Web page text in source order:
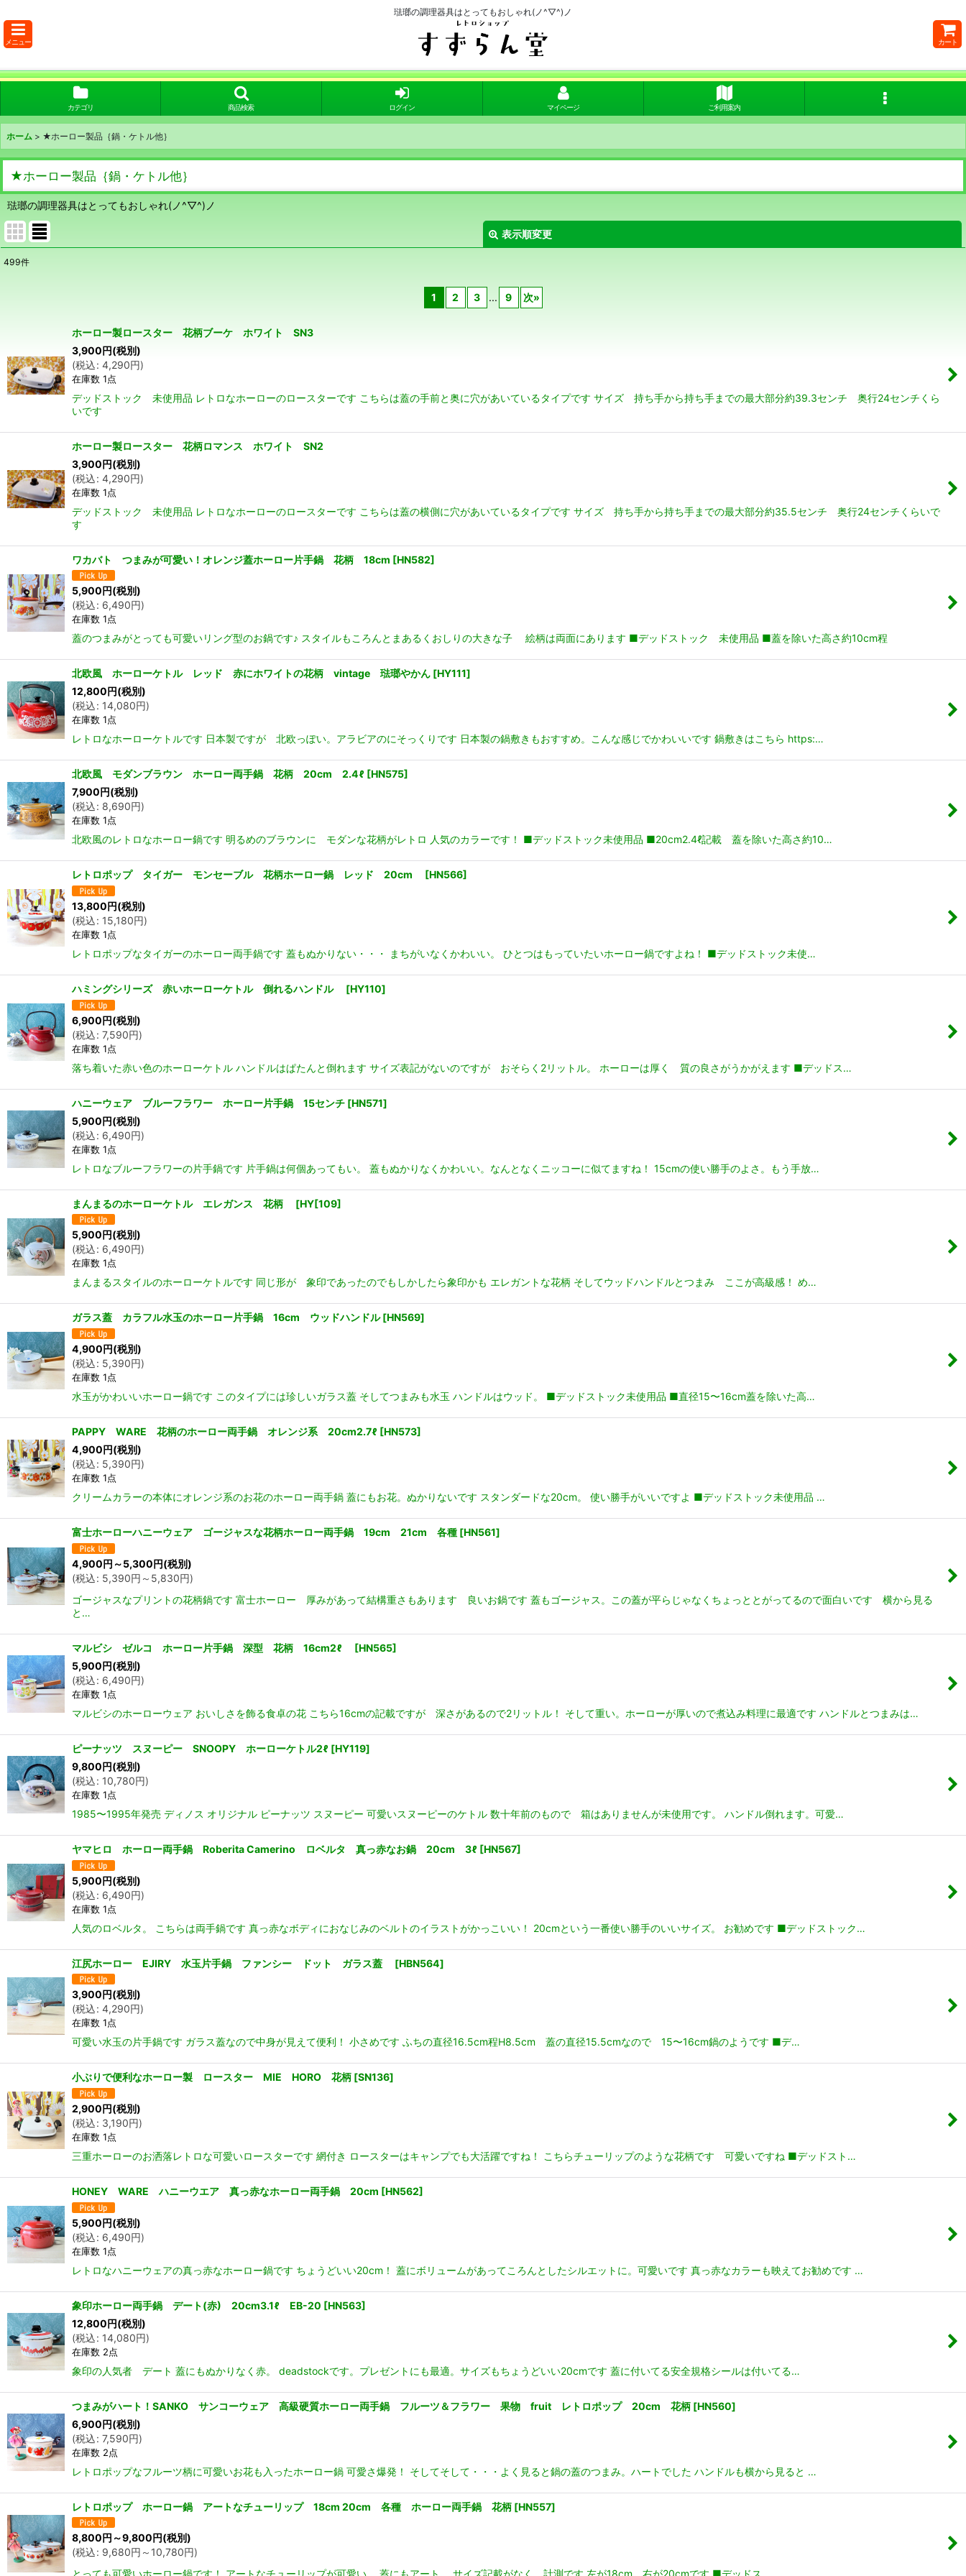
琺瑯の調理器具はとってもおしゃれ(ノ^▽^)ノ
メニュー カート
カテゴリ 商品検索 ログイン マイページ ご利用案内
ホーム > ★ホーロー製品｛鍋・ケトル他｝
★ホーロー製品｛鍋・ケトル他｝
琺瑯の調理器具はとってもおしゃれ(ノ^▽^)ノ
表示順変更
並び順:
499件
1 2 3 ... 9 次»
ホーロー製ロースター 花柄ブーケ ホワイト SN3
3,900円(税別)
(税込: 4,290円)
在庫数 1点
デッドストック 未使用品 レトロなホーローのロースターです こちらは蓋の手前と奥に穴があいているタイプです サイズ 持ち手から持ち手までの最大部分約39.3センチ 奥行24センチくら
いです
ホーロー製ロースター 花柄ロマンス ホワイト SN2
3,900円(税別)
(税込: 4,290円)
在庫数 1点
デッドストック 未使用品 レトロなホーローのロースターです こちらは蓋の横側に穴があいているタイプです サイズ 持ち手から持ち手までの最大部分約35.5センチ 奥行24センチくらいで
す
ワカバト つまみが可愛い！オレンジ蓋ホーロー片手鍋 花柄 18cm [HN582]
5,900 円(税別)
(税込: 6,490円)
在庫数 1点
蓋のつまみがとっても可愛いリング型のお鍋です♪ スタイルもころんとまあるくおしりの大きな子 絵柄は両面にあります ■デッドストック 未使用品 ■蓋を除いた高さ約10cm程
北欧風 ホーローケトル レッド 赤にホワイトの花柄 vintage 琺瑯やかん [HY111]
12,800 円(税別)
(税込: 14,080円)
在庫数 1点
レトロなホーローケトルです 日本製ですが 北欧っぽい。アラビアのにそっくりです 日本製の鍋敷きもおすすめ。こんな感じでかわいいです 鍋敷きはこちら https:…
北欧風 モダンブラウン ホーロー両手鍋 花柄 20cm 2.4ℓ [HN575]
7,900 円(税別)
(税込: 8,690円)
在庫数 1点
北欧風のレトロなホーロー鍋です 明るめのブラウンに モダンな花柄がレトロ 人気のカラーです！ ■デッドストック未使用品 ■20cm2.4ℓ記載 蓋を除いた高さ約10…
レトロポップ タイガー モンセーブル 花柄ホーロー鍋 レッド 20cm [HN566]
13,800円(税別)
(税込: 15,180円)
在庫数 1点
レトロポップなタイガーのホーロー両手鍋です 蓋もぬかりない・・・ まちがいなくかわいい。 ひとつはもっていたいホーロー鍋ですよね！ ■デッドストック未使…
ハミングシリーズ 赤いホーローケトル 倒れるハンドル [HY110]
6,900円(税別)
(税込: 7,590円)
在庫数 1点
落ち着いた赤い色のホーローケトル ハンドルはぱたんと倒れます サイズ表記がないのですが おそらく2リットル。 ホーローは厚く 質の良さがうかがえます ■デッドス…
ハニーウェア ブルーフラワー ホーロー片手鍋 15センチ [HN571]
5,900円(税別)
(税込: 6,490円)
在庫数 1点
レトロなブルーフラワーの片手鍋です 片手鍋は何個あってもい。 蓋もぬかりなくかわいい。なんとなくニッコーに似てますね！ 15cmの使い勝手のよさ。もう手放…
まんまるのホーローケトル エレガンス 花柄 [HY[109]
5,900 円(税別)
(税込: 6,490円)
在庫数 1点
まんまるスタイルのホーローケトルです 同じ形が 象印であったのでもしかしたら象印かも エレガントな花柄 そしてウッドハンドルとつまみ ここが高級感！ め…
ガラス蓋 カラフル水玉のホーロー片手鍋 16cm ウッドハンドル [HN569]
4,900円(税別)
(税込: 5,390円)
在庫数 1点
水玉がかわいいホーロー鍋です このタイプには珍しいガラス蓋 そしてつまみも水玉 ハンドルはウッド。 ■デッドストック未使用品 ■直径15〜16cm蓋を除いた高…
PAPPY WARE 花柄のホーロー両手鍋 オレンジ系 20cm2.7ℓ [HN573]
4,900円(税別)
(税込: 5,390円)
在庫数 1点
クリームカラーの本体にオレンジ系のお花のホーロー両手鍋 蓋にもお花。ぬかりないです スタンダードな20cm。 使い勝手がいいですよ ■デッドストック未使用品 …
富士ホーローハニーウェア ゴージャスな花柄ホーロー両手鍋 19cm 21cm 各種 [HN561]
4,900円 ～5,300円(税別)
(税込: 5,390円 ～5,830円)
ゴージャスなプリントの花柄鍋です 富士ホーロー 厚みがあって結構重さもあります 良いお鍋です 蓋もゴージャス。この蓋が平らじゃなくちょっととがってるので面白いです 横から見る
と…
マルビシ ゼルコ ホーロー片手鍋 深型 花柄 16cm2ℓ [HN565]
5,900円(税別)
(税込: 6,490円)
在庫数 1点
マルビシのホーローウェア おいしさを飾る食卓の花 こちら16cmの記載ですが 深さがあるので2リットル！ そして重い。ホーローが厚いので煮込み料理に最適です ハンドルとつまみは…
ピーナッツ スヌーピー SNOOPY ホーローケトル2ℓ [HY119]
9,800円(税別)
(税込: 10,780円)
在庫数 1点
1985〜1995年発売 ディノス オリジナル ピーナッツ スヌーピー 可愛いスヌーピーのケトル 数十年前のもので 箱はありませんが未使用です。 ハンドル倒れます。可愛…
ヤマヒロ ホーロー両手鍋 Roberita Camerino ロベルタ 真っ赤なお鍋 20cm 3ℓ [HN567]
5,900円(税別)
(税込: 6,490円)
在庫数 1点
人気のロベルタ。 こちらは両手鍋です 真っ赤なボディにおなじみのベルトのイラストがかっこいい！ 20cmという一番使い勝手のいいサイズ。 お勧めです ■デッドストック…
江尻ホーロー EJIRY 水玉片手鍋 ファンシー ドット ガラス蓋 [HBN564]
3,900円(税別)
(税込: 4,290円)
在庫数 1点
可愛い水玉の片手鍋です ガラス蓋なので中身が見えて便利！ 小さめです ふちの直径16.5cm程H8.5cm 蓋の直径15.5cmなので 15〜16cm鍋のようです ■デ…
小ぶりで便利なホーロー製 ロースター MIE HORO 花柄 [SN136]
2,900円(税別)
(税込: 3,190円)
在庫数 1点
三重ホーローのお洒落レトロな可愛いロースターです 網付き ロースターはキャンプでも大活躍ですね！ こちらチューリップのような花柄です 可愛いですね ■デッドスト…
HONEY WARE ハニーウエア 真っ赤なホーロー両手鍋 20cm [HN562]
5,900円(税別)
(税込: 6,490円)
在庫数 1点
レトロなハニーウェアの真っ赤なホーロー鍋です ちょうどいい20cm！ 蓋にボリュームがあってころんとしたシルエットに。可愛いです 真っ赤なカラーも映えてお勧めです …
象印ホーロー両手鍋 デート(赤) 20cm3.1ℓ EB-20 [HN563]
12,800円(税別)
(税込: 14,080円)
在庫数 2点
象印の人気者 デート 蓋にもぬかりなく赤。 deadstockです。プレゼントにも最適。サイズもちょうどいい20cmです 蓋に付いてる安全規格シールは付いてる…
つまみがハート！SANKO サンコーウェア 高級硬質ホーロー両手鍋 フルーツ＆フラワー 果物 fruit レトロポップ 20cm 花柄 [HN560]
6,900円(税別)
(税込: 7,590円)
在庫数 2点
レトロポップなフルーツ柄に可愛いお花も入ったホーロー鍋 可愛さ爆発！ そしてそして・・・よく見ると鍋の蓋のつまみ。ハートでした ハンドルも横から見ると …
レトロポップ ホーロー鍋 アートなチューリップ 18cm 20cm 各種 ホーロー両手鍋 花柄 [HN557]
8,800円 ～9,800円(税別)
(税込: 9,680円 ～10,780円)